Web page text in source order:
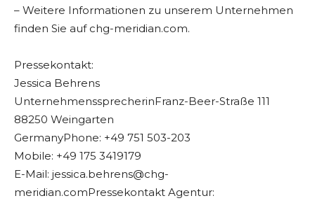
– Weitere Informationen zu unserem Unternehmen
finden Sie auf chg-meridian.com.
Pressekontakt:
Jessica Behrens
UnternehmenssprecherinFranz-Beer-Straße 111
88250 Weingarten
GermanyPhone: +49 751 503-203
Mobile: +49 175 3419179
E-Mail: jessica.behrens@chg-
meridian.comPressekontakt Agentur: